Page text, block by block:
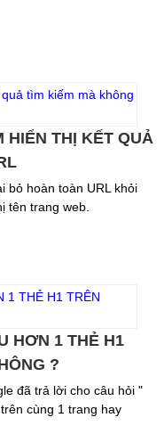
HIỂN THỊ KẾT QUẢ
bỏ hoàn toàn URL khỏi
tên trang web.
HƠN 1 THẺ H1
?
đã trả lời cho câu hỏi "
cùng 1 trang hay